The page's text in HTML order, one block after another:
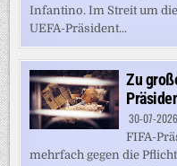
Infantino. Im Streit um
UEFA-Präsident...
Zu
30-07-2026
FIFA-
mehrfach gegen die